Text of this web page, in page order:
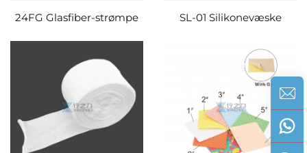
24FG Glasfiber-strømpe SL-01 Silikonevæske